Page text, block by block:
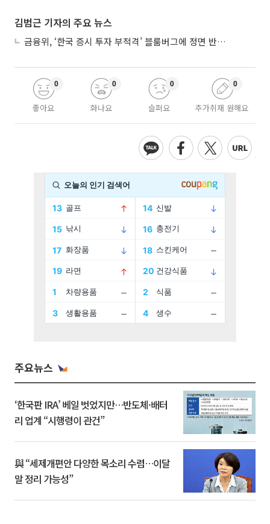
김범근 기자의 주요 뉴스
금융위, ‘한국 증시 투자 부적격’ 블룸버그에 정면 반박…“근거 불분명”
좋아요
0
화나요
0
슬퍼요
0
추가취재 원해요
0
주요뉴스
‘한국판 IRA’ 베일 벗었지만…반도체·배터
리 업계 “시행령이 관건”
與 “세제개편안 다양한 목소리 수렴…이달
말 정리 가능성”